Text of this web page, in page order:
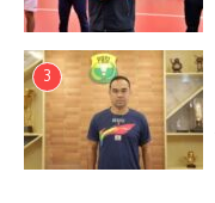
3